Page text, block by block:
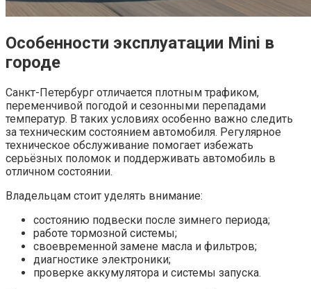
Особенности эксплуатации Mini в
городе
Санкт-Петербург отличается плотным трафиком,
переменчивой погодой и сезонными перепадами
температур. В таких условиях особенно важно следить
за техническим состоянием автомобиля. Регулярное
техническое обслуживание помогает избежать
серьёзных поломок и поддерживать автомобиль в
отличном состоянии.
Владельцам стоит уделять внимание:
состоянию подвески после зимнего периода;
работе тормозной системы;
своевременной замене масла и фильтров;
диагностике электроники;
проверке аккумулятора и системы запуска.